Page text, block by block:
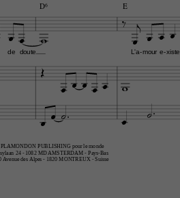
PUBLISHING pour le monde
24 - 1082 MD AMSTERDAM - Pays-Bas
des Alpes - 1820 MONTREUX - Suisse
de doute L'a mour
- e xiste
-
D6 E
 


   

 
  